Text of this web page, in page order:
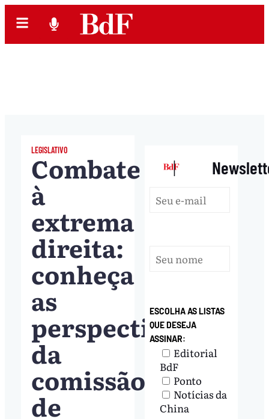
LEGISLATIVO
Combate
à
extrema
direita:
conheça
as
perspectivas
da
comissão
de
|
ESCOLHA AS LISTAS
QUE DESEJA
ASSINAR:
Editorial
BdF
Ponto
Notícias da
China